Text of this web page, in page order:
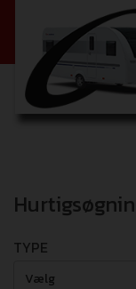
TYPE
Vælg